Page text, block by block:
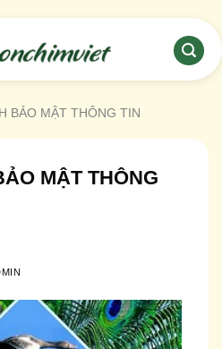
BẢO MẬT THÔNG TIN
MẬT THÔNG